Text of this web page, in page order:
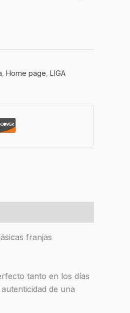
Home page LIGA
franjas
tanto en los días
de una